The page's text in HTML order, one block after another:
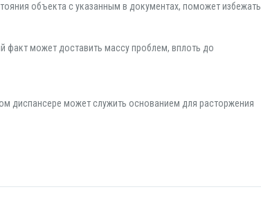
объекта с указанным в документах, поможет избежать
факт может доставить массу проблем, вплоть до
диспансере может служить основанием для расторжения